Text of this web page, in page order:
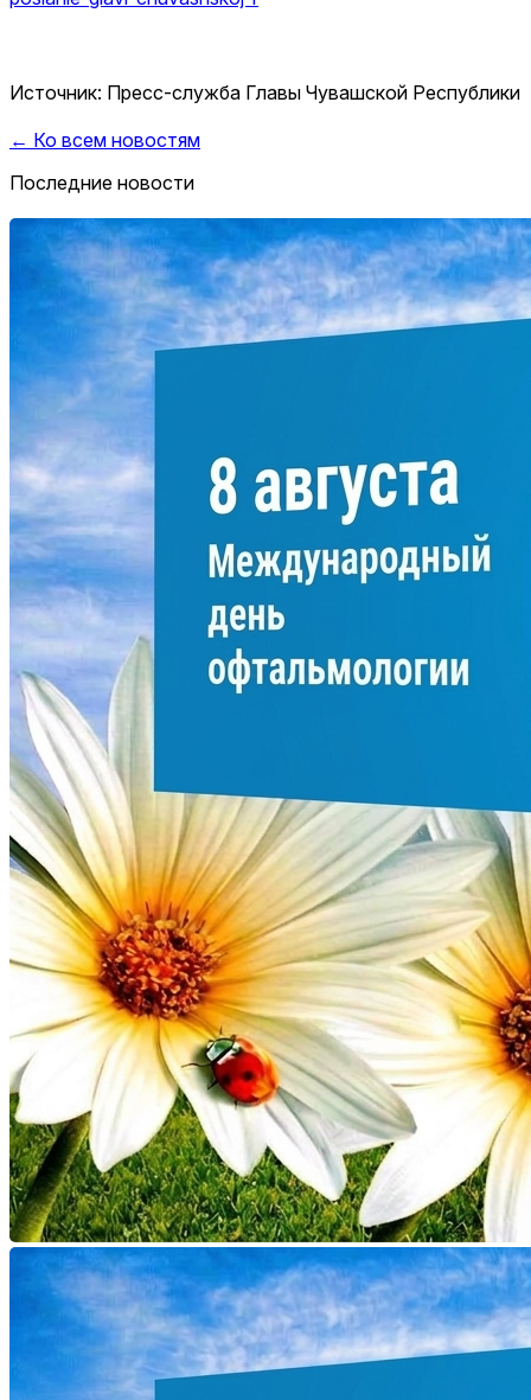
Источник: Пресс-служба Главы Чувашской Республики
← Ко всем новостям
Последние новости